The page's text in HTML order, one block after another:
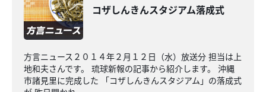
コザしんきんスタジアム落成式
方言ニュース２０１４年２月１２日（水）放送分 担当は上
地和夫さんです。 琉球新報の記事から紹介します。 沖縄
市諸見里に完成した 「コザしんきんスタジアム」の落成式